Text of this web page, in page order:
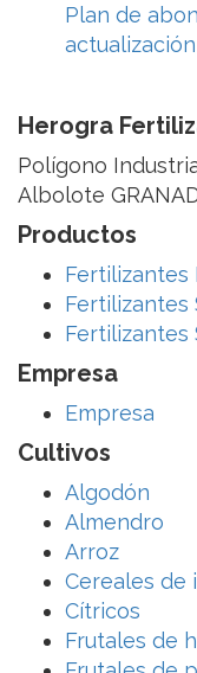
Plan de
Herogra
Polígono
Albolote
Productos
Fertilizantes
Fertilizantes
Fertilizantes
Empresa
Empresa
Cultivos
Algodón
Almendro
Arroz
Cereales de
Cítricos
Frutales de